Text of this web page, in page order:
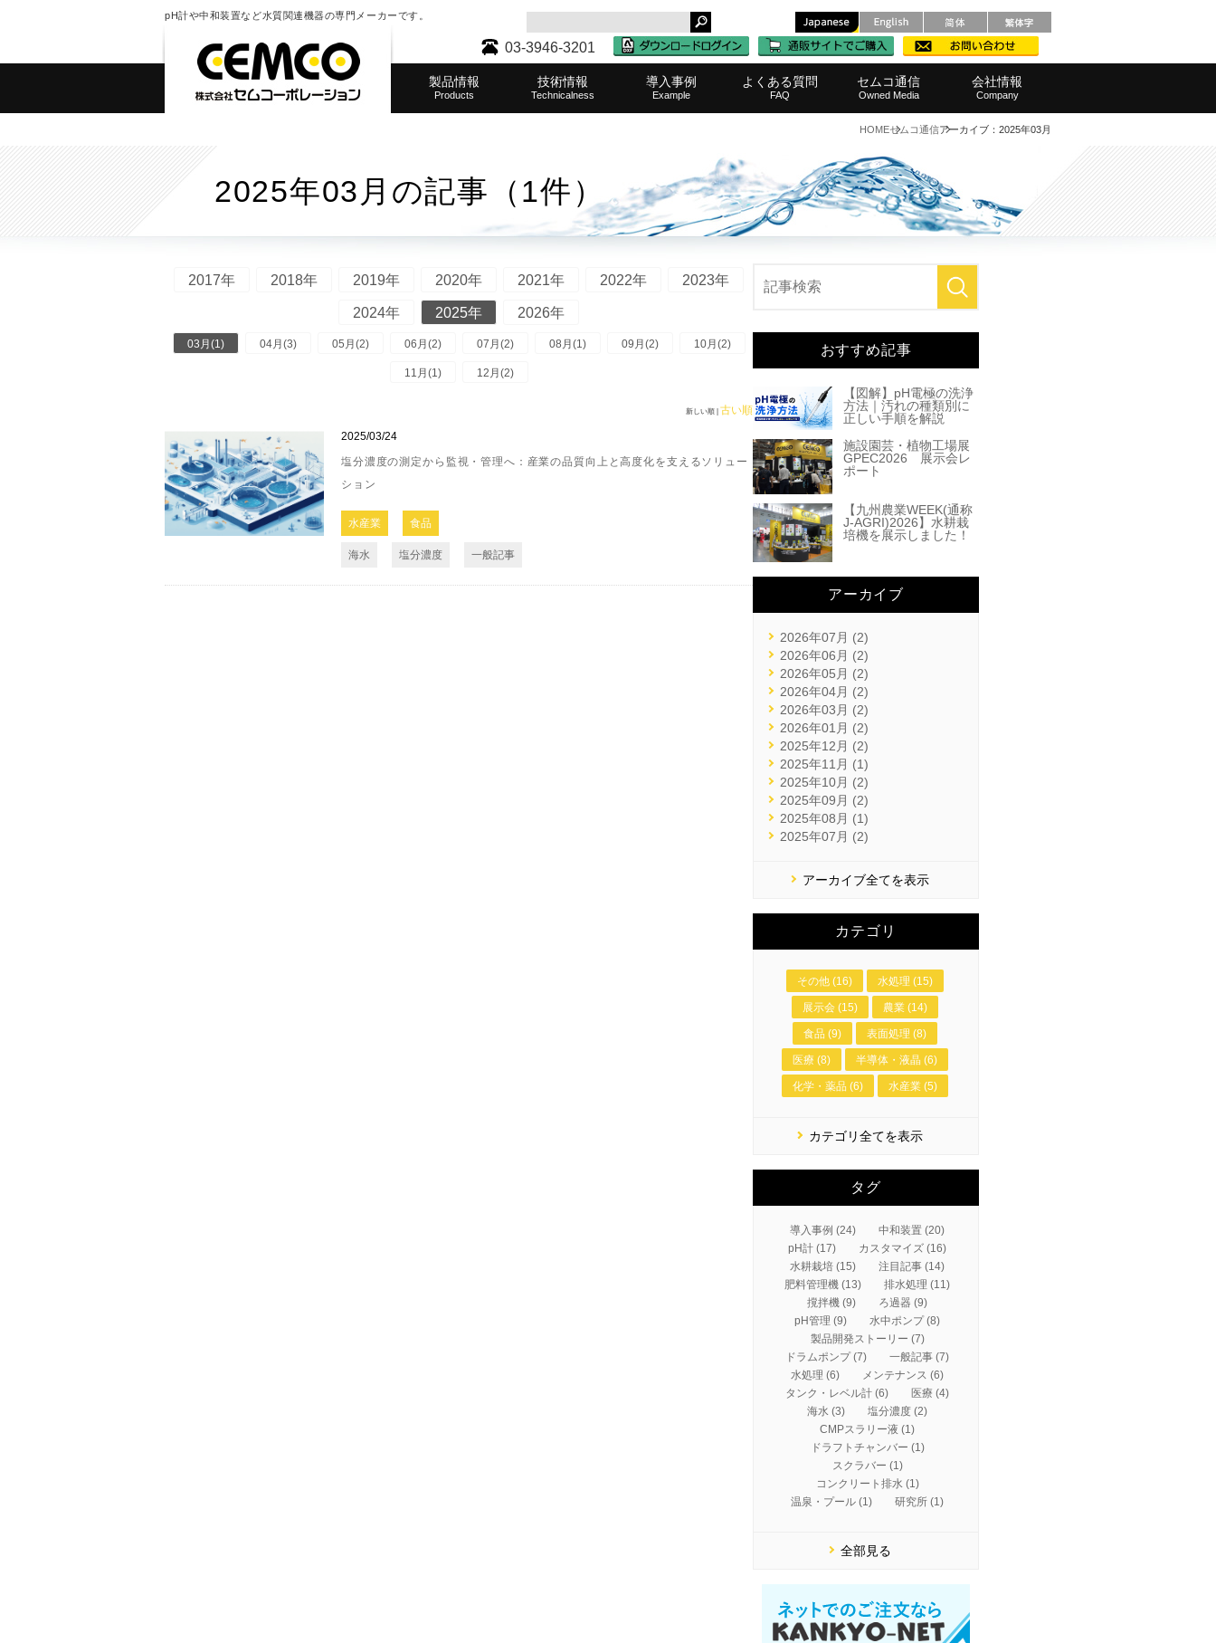
pH計や中和装置など水質関連機器の専門メーカーです。
製品情報
Products
技術情報
Technicalness
導入事例
Example
よくある質問
FAQ
セムコ通信
Owned Media
会社情報
Company
代表挨拶
会社概要
経営理念
事業所へのアクセス
SDGsへの取り組み
採用情報
03-3946-3201
HOMEセムコ通信アーカイブ：2025年03月
2025年03月の記事（1件）
2017年 2018年 2019年 2020年 2021年 2022年 2023年
2024年 2025年 2026年
03月(1) 04月(3) 05月(2) 06月(2) 07月(2) 08月(1) 09月(2) 10月(2)
11月(1) 12月(2)
新しい順 | 古い順
2025/03/24
塩分濃度の測定から監視・管理へ：産業の品質向上と高度化を支えるソリュー
ション
水産業 食品
海水 塩分濃度 一般記事
おすすめ記事
【図解】pH電極の洗浄
方法｜汚れの種類別に
正しい手順を解説
施設園芸・植物工場展
GPEC2026 展示会レ
ポート
【九州農業WEEK(通称
J-AGRI)2026】水耕栽
培機を展示しました！
アーカイブ
2026年07月 (2)
2026年06月 (2)
2026年05月 (2)
2026年04月 (2)
2026年03月 (2)
2026年01月 (2)
2025年12月 (2)
2025年11月 (1)
2025年10月 (2)
2025年09月 (2)
2025年08月 (1)
2025年07月 (2)
アーカイブ全てを表示
カテゴリ
その他 (16) 水処理 (15)
展示会 (15) 農業 (14)
食品 (9) 表面処理 (8)
医療 (8) 半導体・液晶 (6)
化学・薬品 (6) 水産業 (5)
カテゴリ全てを表示
タグ
導入事例 (24)
中和装置 (20)
pH計 (17)
カスタマイズ (16)
水耕栽培 (15)
注目記事 (14)
肥料管理機 (13)
排水処理 (11)
撹拌機 (9)
ろ過器 (9)
pH管理 (9)
水中ポンプ (8)
製品開発ストーリー (7)
ドラムポンプ (7)
一般記事 (7)
水処理 (6)
メンテナンス (6)
タンク・レベル計 (6)
医療 (4)
海水 (3)
塩分濃度 (2)
CMPスラリー液 (1)
ドラフトチャンバー (1)
スクラバー (1)
コンクリート排水 (1)
温泉・プール (1)
研究所 (1)
全部見る